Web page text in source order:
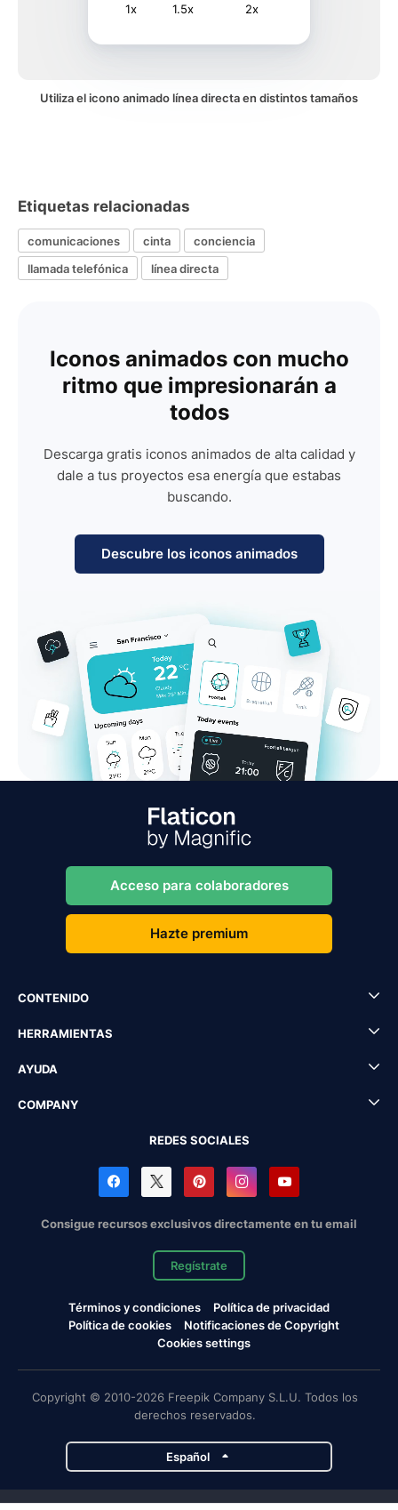
1x 1.5x 2x
Utiliza el icono animado línea directa en distintos tamaños
Etiquetas relacionadas
comunicaciones cinta
conciencia
llamada telefónica
línea directa
Iconos animados con mucho
ritmo que impresionarán a
todos
Descarga gratis iconos animados de alta calidad y
dale a tus proyectos esa energía que estabas
buscando.
Descubre los iconos animados
Acceso para colaboradores
Hazte premium
CONTENIDO
HERRAMIENTAS
AYUDA
COMPANY
REDES SOCIALES
Consigue recursos exclusivos directamente en tu email
Regístrate
Términos y condiciones
Política de privacidad
Política de cookies
Notificaciones de Copyright
Cookies settings
Copyright © 2010-2026 Freepik Company S.L.U. Todos los
derechos reservados.
Español